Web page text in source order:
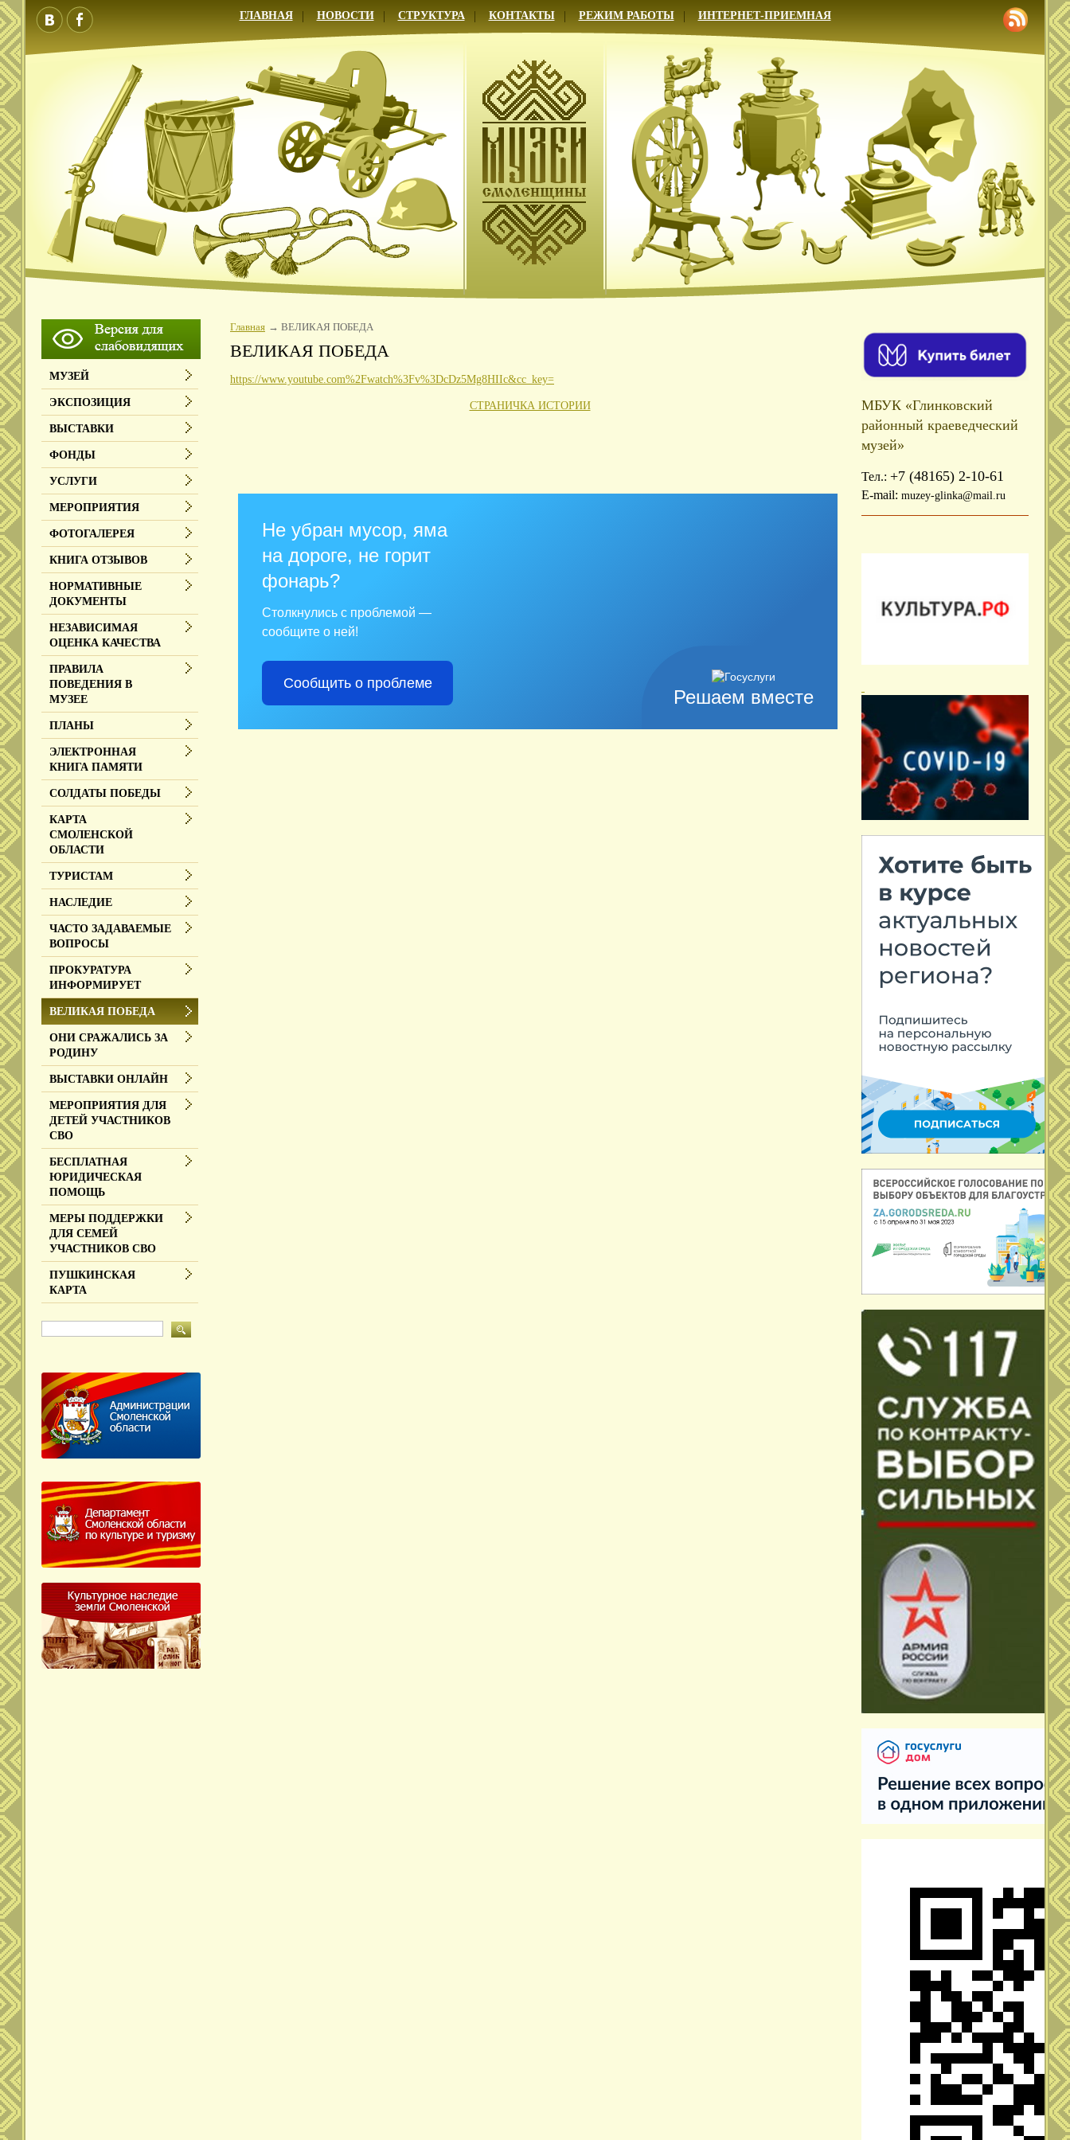
ГЛАВНАЯ НОВОСТИ СТРУКТУРА КОНТАКТЫ РЕЖИМ РАБОТЫ ИНТЕРНЕТ-ПРИЕМНАЯ
Главная ВЕЛИКАЯ ПОБЕДА
ВЕЛИКАЯ ПОБЕДА
https://www.youtube.com%2Fwatch%3Fv%3DcDz5Mg8HIIc&cc_key=
СТРАНИЧКА ИСТОРИИ
Решаем вместе
Не убран мусор, яма
на дороге, не горит
фонарь?
Столкнулись с проблемой —
сообщите о ней!
Сообщить о проблеме
МУЗЕЙ
ЭКСПОЗИЦИЯ
ВЫСТАВКИ
ФОНДЫ
УСЛУГИ
МЕРОПРИЯТИЯ
ФОТОГАЛЕРЕЯ
КНИГА ОТЗЫВОВ
НОРМАТИВНЫЕ
ДОКУМЕНТЫ
НЕЗАВИСИМАЯ
ОЦЕНКА КАЧЕСТВА
ПРАВИЛА
ПОВЕДЕНИЯ В
МУЗЕЕ
ПЛАНЫ
ЭЛЕКТРОННАЯ
КНИГА ПАМЯТИ
СОЛДАТЫ ПОБЕДЫ
КАРТА
СМОЛЕНСКОЙ
ОБЛАСТИ
ТУРИСТАМ
НАСЛЕДИЕ
ЧАСТО ЗАДАВАЕМЫЕ
ВОПРОСЫ
ПРОКУРАТУРА
ИНФОРМИРУЕТ
ВЕЛИКАЯ ПОБЕДА
ОНИ СРАЖАЛИСЬ ЗА
РОДИНУ
ВЫСТАВКИ ОНЛАЙН
МЕРОПРИЯТИЯ ДЛЯ
ДЕТЕЙ УЧАСТНИКОВ
СВО
БЕСПЛАТНАЯ
ЮРИДИЧЕСКАЯ
ПОМОЩЬ
МЕРЫ ПОДДЕРЖКИ
ДЛЯ СЕМЕЙ
УЧАСТНИКОВ СВО
ПУШКИНСКАЯ
КАРТА
МБУК «Глинковский
районный краеведческий
музей»
Тел.: +7 (48165) 2-10-61
E-mail: muzey-glinka@mail.ru